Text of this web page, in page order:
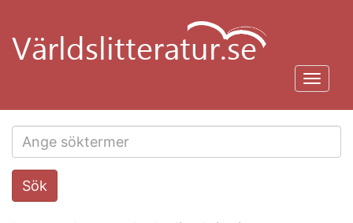
huvudinnehåll
Search
this
Sök